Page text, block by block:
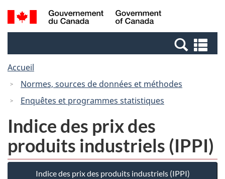
Passer
au
Passer
à
Canada
Recherche
et
et
Accueil
Normes, sources de données et méthodes
Enquêtes et programmes statistiques
Indice des prix des
produits industriels (IPPI)
Indice des prix des produits industriels (IPPI)